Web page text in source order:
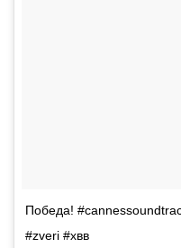
Победа!
#zveri #хвв